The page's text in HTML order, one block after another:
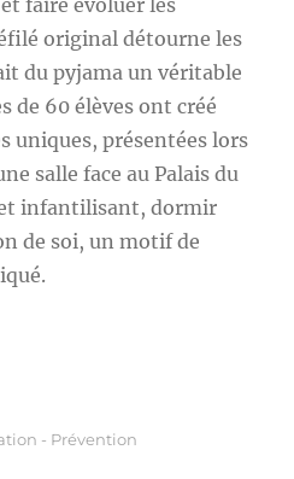
original détourne les
du pyjama un véritable
de 60 élèves ont créé
uniques, présentées lors
salle face au Palais du
infantilisant, dormir
de soi, un motif de
- Prévention